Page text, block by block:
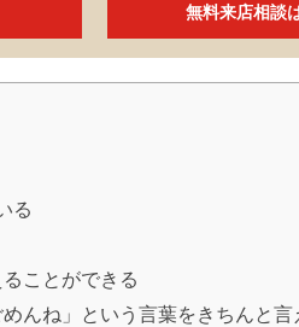
無料来店相談
る
ことができる
んね」という言葉をきちんと言